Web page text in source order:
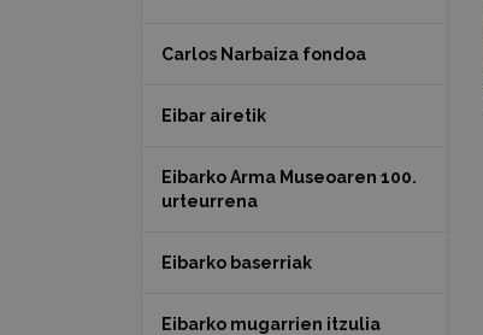
Carlos Narbaiza fondoa
Eibar airetik
Eibarko Arma Museoaren 100.
urteurrena
Eibarko baserriak
Eibarko mugarrien itzulia